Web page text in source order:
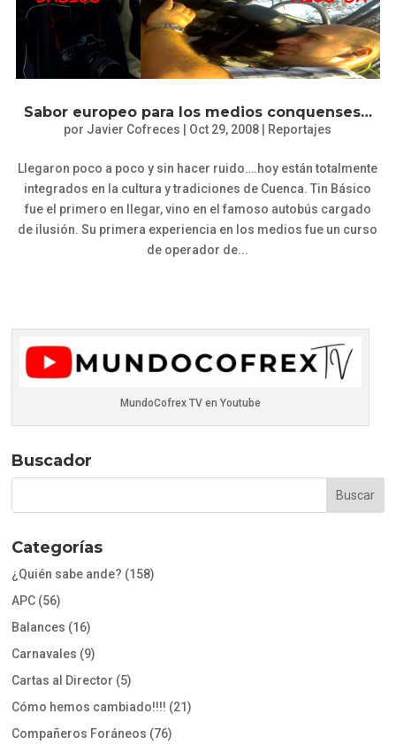
Sabor europeo para los medios conquenses…
por Javier Cofreces Oct 29, 2008 Reportajes
Llegaron poco a poco y sin hacer ruido….hoy están totalmente
integrados en la cultura y tradiciones de Cuenca. Tin Básico
fue el primero en llegar, vino en el famoso autobús cargado
de ilusión. Su primera experiencia en los medios fue un curso
de operador de...
MundoCofrex TV en Youtube
Buscador
Categorías
¿Quién sabe ande? (158)
APC (56)
Balances (16)
Carnavales (9)
Cartas al Director (5)
Cómo hemos cambiado!!!! (21)
Compañeros Foráneos (76)